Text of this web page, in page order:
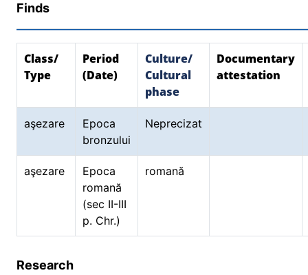
Finds
Class/
Type
Period
(Date)
Culture/
Cultural
phase
Documentary
attestation
aşezare
Epoca
bronzului
Neprecizat
aşezare
Epoca
romană
(sec II-III
p. Chr.)
romană
Research